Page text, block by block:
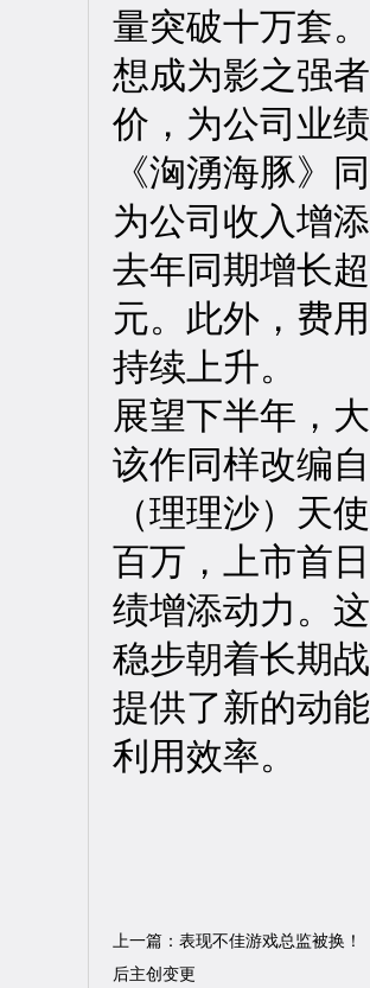
量突破十万套
想成为影之强
价，为公司业
《洶湧海豚》
为公司收入增
去年同期增长
元。此外，费
持续上升。
展望下半年，
该作同样改编
（理理沙）天
百万，上市首
绩增添动力。
稳步朝着长期
提供了新的动
利用效率。
上一篇： 表现不佳游戏总监被换！
后主创变更